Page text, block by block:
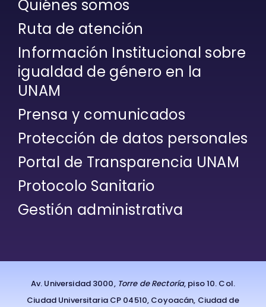
Quiénes somos
Ruta de atención
Información Institucional sobre
igualdad de género en la
UNAM
Prensa y comunicados
Protección de datos personales
Portal de Transparencia UNAM
Protocolo Sanitario
Gestión administrativa
Av. Universidad 3000, Torre de Rectoría, piso 10. Col.
Ciudad Universitaria CP 04510, Coyoacán, Ciudad de